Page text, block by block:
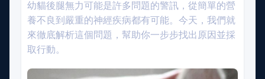
幼貓後腿無力可能是許多問題的警訊，從簡單的營
養不良到嚴重的神經疾病都有可能。今天，我們就
來徹底解析這個問題，幫助你一步步找出原因並採
取行動。